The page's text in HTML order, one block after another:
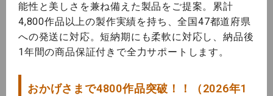
能性と美しさを兼ね備えた製品をご提案。累計
4,800作品以上の製作実績を持ち、全国47都道府県
への発送に対応。短納期にも柔軟に対応し、納品後
1年間の商品保証付きで全力サポートします。
おかげさまで4800作品突破！！（2026年1